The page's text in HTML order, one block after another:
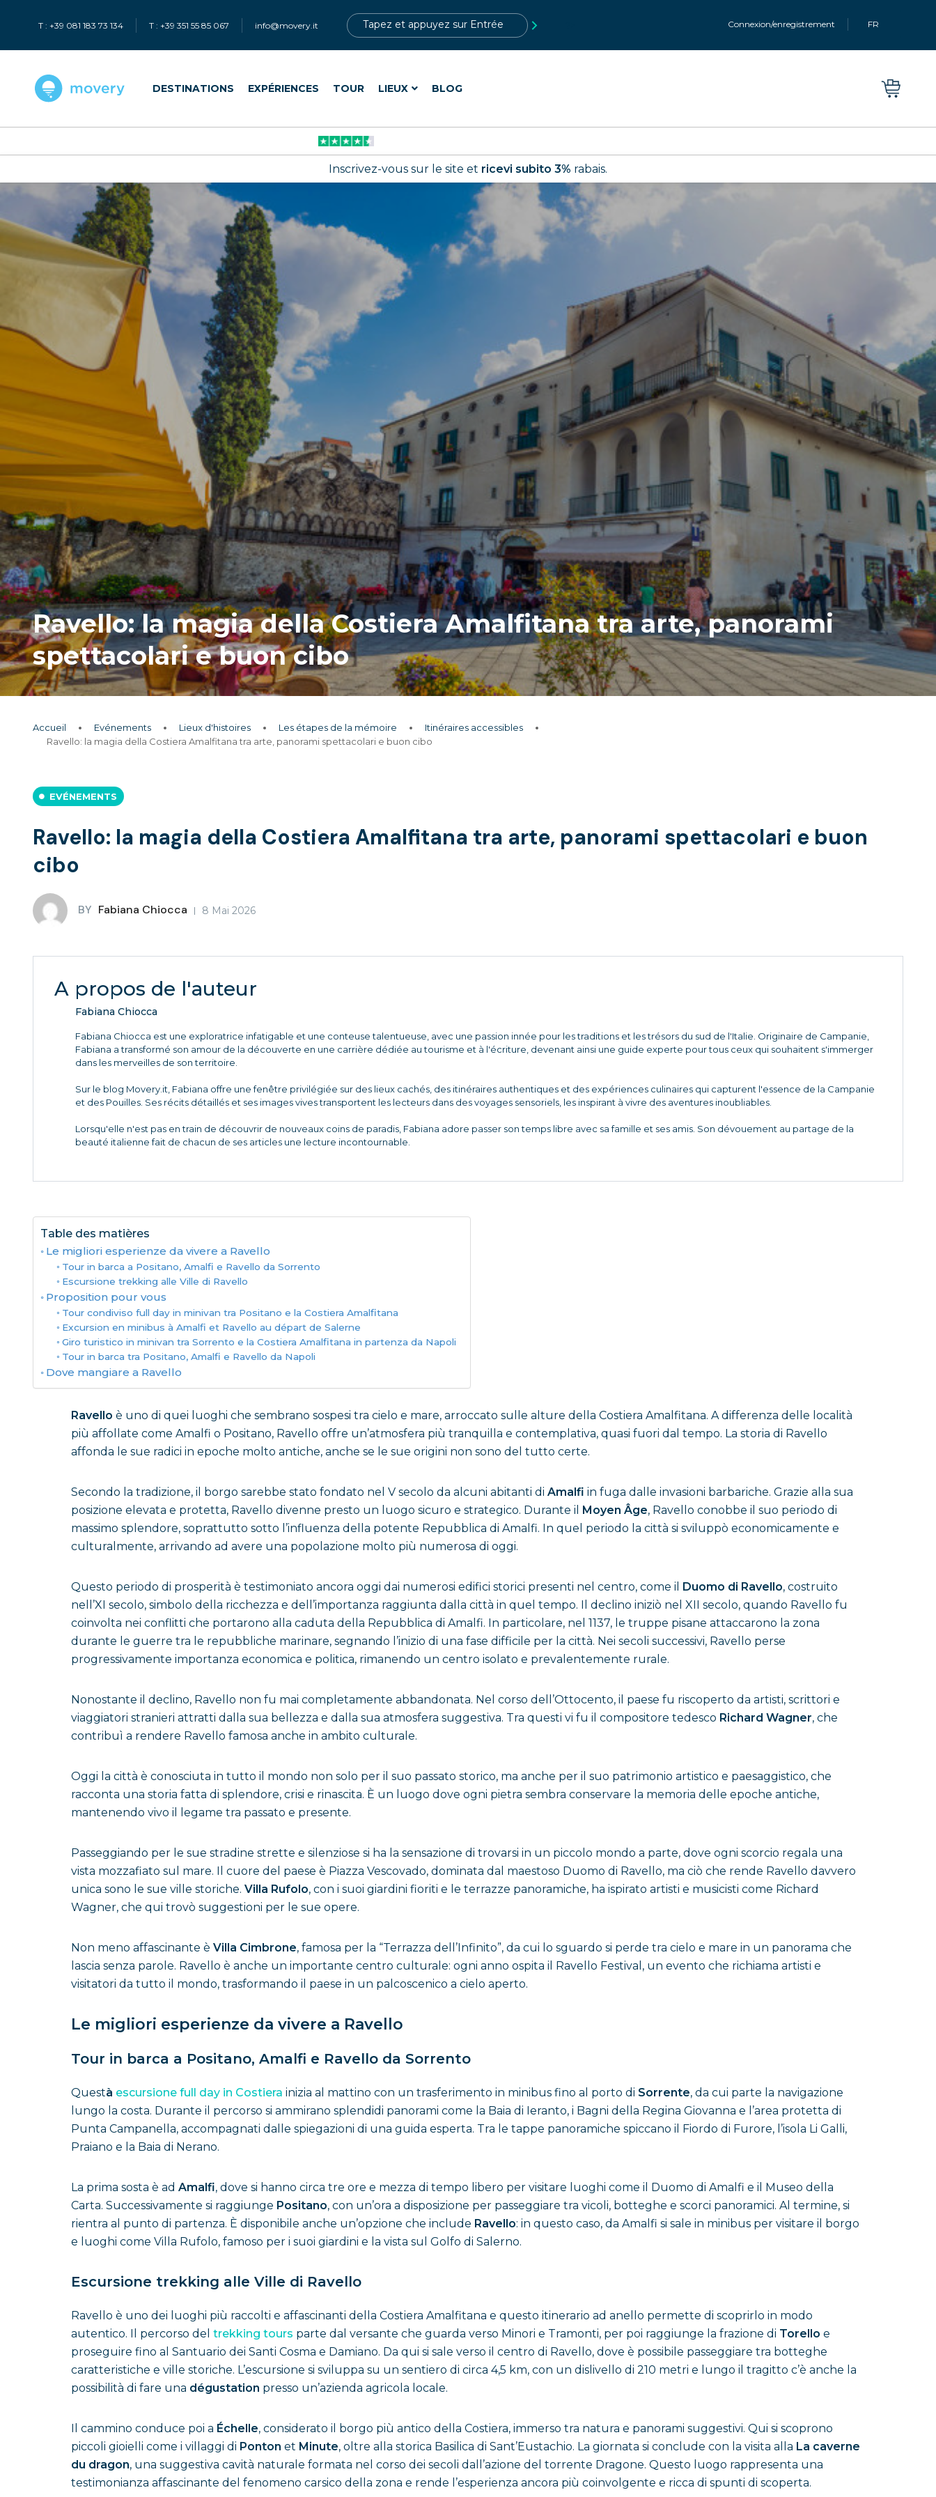
T : +39 081 183 73 134 T : +39 351 55 85 067 info@movery.it Connexion/enregistrement FR
DESTINATIONS EXPÉRIENCES TOUR LIEUX BLOG
Inscrivez-vous sur le site et ricevi subito 3% rabais.
Ravello: la magia della Costiera Amalfitana tra arte, panorami
spettacolari e buon cibo
Accueil Evénements Lieux d'histoires Les étapes de la mémoire
Itinéraires accessibles
Ravello: la magia della Costiera Amalfitana tra arte, panorami spettacolari e buon cibo
EVÉNEMENTS
Ravello: la magia della Costiera Amalfitana tra arte, panorami spettacolari e buon
cibo
BY Fabiana Chiocca 8 Mai 2026
A propos de l'auteur
Fabiana Chiocca
Fabiana Chiocca est une exploratrice infatigable et une conteuse talentueuse, avec une passion innée pour les traditions et les trésors du sud de l'Italie. Originaire de Campanie,
Fabiana a transformé son amour de la découverte en une carrière dédiée au tourisme et à l'écriture, devenant ainsi une guide experte pour tous ceux qui souhaitent s'immerger
dans les merveilles de son territoire.
Sur le blog Movery.it, Fabiana offre une fenêtre privilégiée sur des lieux cachés, des itinéraires authentiques et des expériences culinaires qui capturent l'essence de la Campanie
et des Pouilles. Ses récits détaillés et ses images vives transportent les lecteurs dans des voyages sensoriels, les inspirant à vivre des aventures inoubliables.
Lorsqu'elle n'est pas en train de découvrir de nouveaux coins de paradis, Fabiana adore passer son temps libre avec sa famille et ses amis. Son dévouement au partage de la
beauté italienne fait de chacun de ses articles une lecture incontournable.
Table des matières
Le migliori esperienze da vivere a Ravello
Tour in barca a Positano, Amalfi e Ravello da Sorrento
Escursione trekking alle Ville di Ravello
Proposition pour vous
Tour condiviso full day in minivan tra Positano e la Costiera Amalfitana
Excursion en minibus à Amalfi et Ravello au départ de Salerne
Giro turistico in minivan tra Sorrento e la Costiera Amalfitana in partenza da Napoli
Tour in barca tra Positano, Amalfi e Ravello da Napoli
Dove mangiare a Ravello
Ravello è uno di quei luoghi che sembrano sospesi tra cielo e mare, arroccato sulle alture della Costiera Amalfitana. A differenza delle località
più affollate come Amalfi o Positano, Ravello offre un’atmosfera più tranquilla e contemplativa, quasi fuori dal tempo. La storia di Ravello
affonda le sue radici in epoche molto antiche, anche se le sue origini non sono del tutto certe.
Secondo la tradizione, il borgo sarebbe stato fondato nel V secolo da alcuni abitanti di Amalfi in fuga dalle invasioni barbariche. Grazie alla sua
posizione elevata e protetta, Ravello divenne presto un luogo sicuro e strategico. Durante il Moyen Âge, Ravello conobbe il suo periodo di
massimo splendore, soprattutto sotto l’influenza della potente Repubblica di Amalfi. In quel periodo la città si sviluppò economicamente e
culturalmente, arrivando ad avere una popolazione molto più numerosa di oggi.
Questo periodo di prosperità è testimoniato ancora oggi dai numerosi edifici storici presenti nel centro, come il Duomo di Ravello, costruito
nell’XI secolo, simbolo della ricchezza e dell’importanza raggiunta dalla città in quel tempo. Il declino iniziò nel XII secolo, quando Ravello fu
coinvolta nei conflitti che portarono alla caduta della Repubblica di Amalfi. In particolare, nel 1137, le truppe pisane attaccarono la zona
durante le guerre tra le repubbliche marinare, segnando l’inizio di una fase difficile per la città. Nei secoli successivi, Ravello perse
progressivamente importanza economica e politica, rimanendo un centro isolato e prevalentemente rurale.
Nonostante il declino, Ravello non fu mai completamente abbandonata. Nel corso dell’Ottocento, il paese fu riscoperto da artisti, scrittori e
viaggiatori stranieri attratti dalla sua bellezza e dalla sua atmosfera suggestiva. Tra questi vi fu il compositore tedesco Richard Wagner, che
contribuì a rendere Ravello famosa anche in ambito culturale.
Oggi la città è conosciuta in tutto il mondo non solo per il suo passato storico, ma anche per il suo patrimonio artistico e paesaggistico, che
racconta una storia fatta di splendore, crisi e rinascita. È un luogo dove ogni pietra sembra conservare la memoria delle epoche antiche,
mantenendo vivo il legame tra passato e presente.
Passeggiando per le sue stradine strette e silenziose si ha la sensazione di trovarsi in un piccolo mondo a parte, dove ogni scorcio regala una
vista mozzafiato sul mare. Il cuore del paese è Piazza Vescovado, dominata dal maestoso Duomo di Ravello, ma ciò che rende Ravello davvero
unica sono le sue ville storiche. Villa Rufolo, con i suoi giardini fioriti e le terrazze panoramiche, ha ispirato artisti e musicisti come Richard
Wagner, che qui trovò suggestioni per le sue opere.
Non meno affascinante è Villa Cimbrone, famosa per la “Terrazza dell’Infinito”, da cui lo sguardo si perde tra cielo e mare in un panorama che
lascia senza parole. Ravello è anche un importante centro culturale: ogni anno ospita il Ravello Festival, un evento che richiama artisti e
visitatori da tutto il mondo, trasformando il paese in un palcoscenico a cielo aperto.
Le migliori esperienze da vivere a Ravello
Tour in barca a Positano, Amalfi e Ravello da Sorrento
Questà escursione full day in Costiera inizia al mattino con un trasferimento in minibus fino al porto di Sorrente, da cui parte la navigazione
lungo la costa. Durante il percorso si ammirano splendidi panorami come la Baia di Ieranto, i Bagni della Regina Giovanna e l’area protetta di
Punta Campanella, accompagnati dalle spiegazioni di una guida esperta. Tra le tappe panoramiche spiccano il Fiordo di Furore, l’isola Li Galli,
Praiano e la Baia di Nerano.
La prima sosta è ad Amalfi, dove si hanno circa tre ore e mezza di tempo libero per visitare luoghi come il Duomo di Amalfi e il Museo della
Carta. Successivamente si raggiunge Positano, con un’ora a disposizione per passeggiare tra vicoli, botteghe e scorci panoramici. Al termine, si
rientra al punto di partenza. È disponibile anche un’opzione che include Ravello: in questo caso, da Amalfi si sale in minibus per visitare il borgo
e luoghi come Villa Rufolo, famoso per i suoi giardini e la vista sul Golfo di Salerno.
Escursione trekking alle Ville di Ravello
Ravello è uno dei luoghi più raccolti e affascinanti della Costiera Amalfitana e questo itinerario ad anello permette di scoprirlo in modo
autentico. Il percorso del trekking tours parte dal versante che guarda verso Minori e Tramonti, per poi raggiunge la frazione di Torello e
proseguire fino al Santuario dei Santi Cosma e Damiano. Da qui si sale verso il centro di Ravello, dove è possibile passeggiare tra botteghe
caratteristiche e ville storiche. L’escursione si sviluppa su un sentiero di circa 4,5 km, con un dislivello di 210 metri e lungo il tragitto c’è anche la
possibilità di fare una dégustation presso un’azienda agricola locale.
Il cammino conduce poi a Échelle, considerato il borgo più antico della Costiera, immerso tra natura e panorami suggestivi. Qui si scoprono
piccoli gioielli come i villaggi di Ponton et Minute, oltre alla storica Basilica di Sant’Eustachio. La giornata si conclude con la visita alla La caverne
du dragon, una suggestiva cavità naturale formata nel corso dei secoli dall’azione del torrente Dragone. Questo luogo rappresenta una
testimonianza affascinante del fenomeno carsico della zona e rende l’esperienza ancora più coinvolgente e ricca di spunti di scoperta.